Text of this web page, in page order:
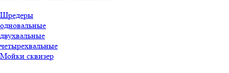
Шредеры
одновальные
двухвальные
четырехвальные
Мойки сквизер